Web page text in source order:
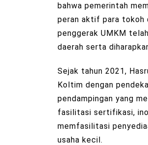
bahwa pemerintah
peran aktif para tokoh
penggerak UMKM
daerah serta
Sejak tahun 2021,
Koltim dengan
pendampingan yang
fasilitasi sertifikasi,
memfasilitasi
usaha kecil.